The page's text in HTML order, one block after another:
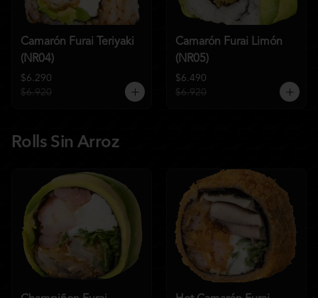
Camarón Furai Teriyaki
(NR04)
$6.290
$6.920
Camarón Furai Limón
(NR05)
$6.490
$6.920
Rolls Sin Arroz